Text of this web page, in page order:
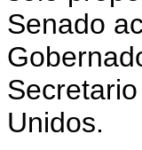
Senado
Unidos.